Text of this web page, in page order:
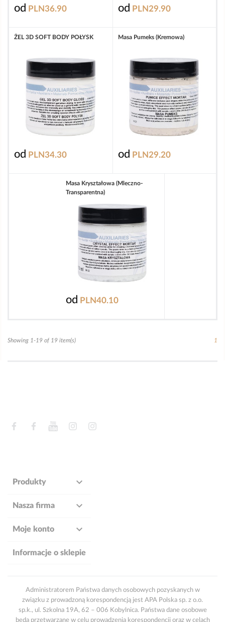
od PLN36.90 od PLN29.90
ŻEL 3D SOFT BODY POŁYSK
od PLN34.30
Masa Pumeks (kremowa)
od PLN29.20
Masa Kryształowa (mleczno-
Transparentna)
od PLN40.10
Showing 1-19 of 19 item(s) 1
FacebookFacebookYouTubeInstagram
Produkty 
Nasza firma 
Moje konto 
Informacje o sklepie
Administratorem Państwa danych osobowych pozyskanych w
związku z prowadzoną korespondencją jest APA Polska sp. z o.o.
sp.k., ul. Szkolna 19A, 62 – 006 Kobylnica. Państwa dane osobowe
będą przetwarzane w celu prowadzenia korespondencji oraz w celach